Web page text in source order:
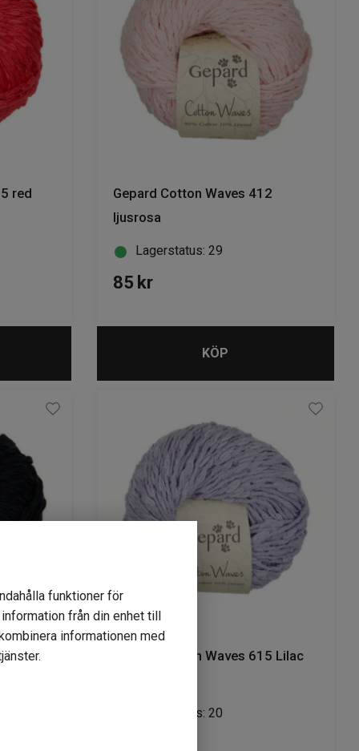
funktioner för
från din enhet till
informationen med
red
Gepard Cotton Waves 412
ljusrosa
Lagerstatus: 29
85 kr
KÖP
noir Gepard Cotton Waves 615 Lilac
Lagerstatus: 20